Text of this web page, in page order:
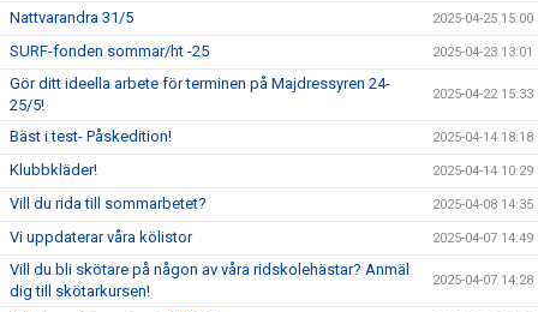
Nattvarandra 31/5 2025-04-25 15:00
SURF-fonden sommar/ht -25 2025-04-23 13:01
Gör ditt ideella arbete för terminen på Majdressyren 24-
25/5!
2025-04-22 15:33
Bäst i test- Påskedition! 2025-04-14 18:18
Klubbkläder! 2025-04-14 10:29
Vill du rida till sommarbetet? 2025-04-08 14:35
Vi uppdaterar våra kölistor 2025-04-07 14:49
Vill du bli skötare på någon av våra ridskolehästar? Anmäl
dig till skötarkursen!
2025-04-07 14:28